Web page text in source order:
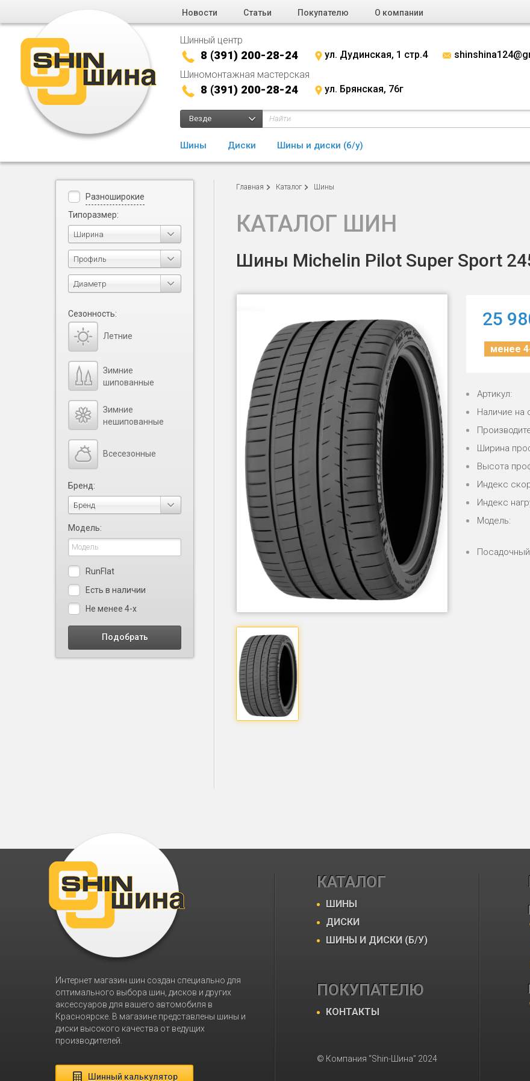
Новости Статьи Покупателю О компании
Шинный центр
8 (391) 200-28-24 ул. Дудинская, 1 стр.4
Шиномонтажная мастерская
8 (391) 200-28-24 ул. Брянская, 76г
Везде
Шины Диски Шины и диски (б/у)
Главная Каталог Шины
КАТАЛОГ ШИН
Шины Michelin Pilot Super Sport
25
менее
Артикул:
Наличие на
Ширина
Высота
Индекс
Индекс
Модель:
Разноширокие
Типоразмер:
Ширина
Профиль
Диаметр
Сезонность:
Летние
Зимние
шипованные
Зимние
нешипованные
Всесезонные
Бренд:
Бренд
Модель:
RunFlat
Есть в наличии
Не менее 4-х
Интернет магазин шин создан специально для
оптимального выбора шин, дисков и других
аксессуаров для вашего автомобиля в
Красноярске. В магазине представлены шины и
диски высокого качества от ведущих
производителей.
Шинный калькулятор
КАТАЛОГ
ШИНЫ
ДИСКИ
ШИНЫ И ДИСКИ (Б/У)
ПОКУПАТЕЛЮ
КОНТАКТЫ
© Компания “Shin-Шина” 2024